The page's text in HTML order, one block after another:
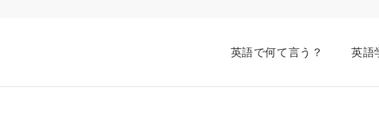
英語で何て言う？ 英語